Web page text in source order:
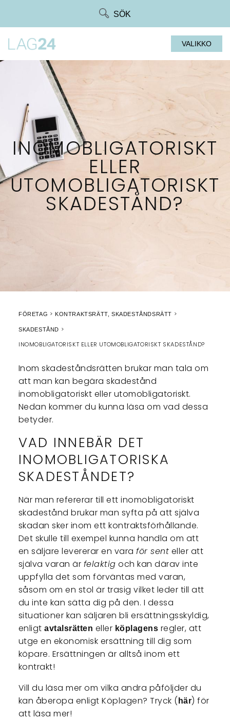
SÖK
VALIKKO
INOMOBLIGATORISKT
ELLER
UTOMOBLIGATORISKT
SKADESTÅND?
FÖRETAG KONTRAKTSRÄTT, SKADESTÅNDSRÄTT
SKADESTÅND
INOMOBLIGATORISKT ELLER UTOMOBLIGATORISKT SKADESTÅND?
Inom skadeståndsrätten brukar man tala om
att man kan begära skadestånd
inomobligatoriskt eller utomobligatoriskt.
Nedan kommer du kunna läsa om vad dessa
betyder.
VAD INNEBÄR DET
INOMOBLIGATORISKA
SKADESTÅNDET?
När man refererar till ett inomobligatoriskt
skadestånd brukar man syfta på att själva
skadan sker inom ett kontraktsförhållande.
Det skulle till exempel kunna handla om att
en säljare levererar en varaför sent eller att
själva varan är felaktig och kan därav inte
uppfylla det som förväntas med varan,
såsom om en stol är trasig vilket leder till att
du inte kan sätta dig på den. I dessa
situationer kan säljaren bli ersättningsskyldig,
enligtavtalsrätten eller köplagens regler, att
utge en ekonomisk ersättning till dig som
köpare. Ersättningen är alltså inom ett
kontrakt!
Vill du läsa mer om vilka andra påföljder du
kan åberopa enligt Köplagen? Tryck ( här) för
att läsa mer!